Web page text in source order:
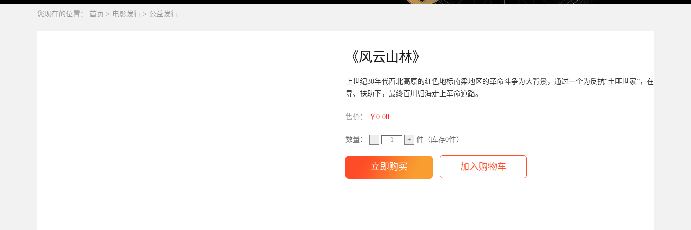
您现在的位置： 首页 > 电影发行 > 公益发行
《风云山林》
上世纪30年代西北高原的红色地标南梁地区的革命斗争为大背景，通过一个为反抗“土匪世家”，在红军队伍
导、扶助下，最终百川归海走上革命道路。
售价： ￥0.00
数量： - + 件（库存0件）